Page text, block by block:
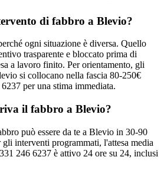
di fabbro a Blevio?
ogni situazione è diversa. Quello
trasparente e bloccato prima di
a lavoro finito. Per orientamento, gli
si collocano nella fascia 80-250€
per una stima immediata.
il fabbro a Blevio?
può essere da te a Blevio in 30-90
interventi programmati, l'attesa media
246 6237 è attivo 24 ore su 24, inclusi